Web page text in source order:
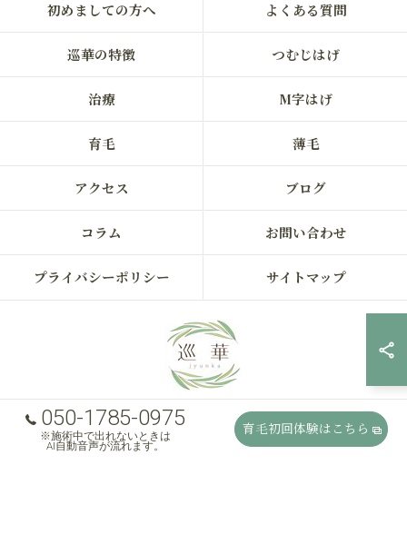
050-1785-0975
※施術中で出れないときは
AI自動音声が流れます。
育毛初回体験はこちら
初めましての方へ よくある質問
巡華の特徴 つむじはげ
治療 M字はげ
育毛 薄毛
アクセス ブログ
コラム お問い合わせ
プライバシーポリシー サイトマップ
© 2026 石川県白山市の薄毛・抜け毛専門店 ALL RIGHTS RESERVED.